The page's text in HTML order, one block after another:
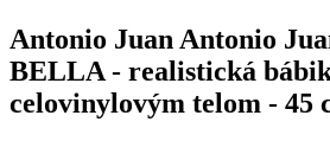
Antonio Juan Antonio
BELLA - realistická
celovinylovým telom - 45